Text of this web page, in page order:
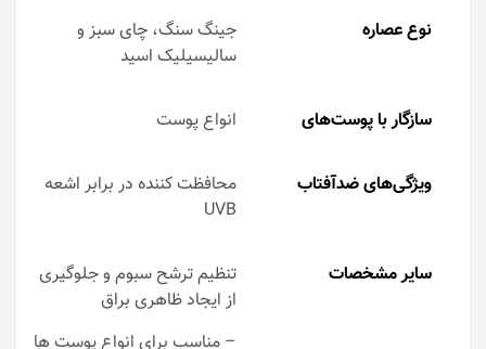
نوع عصاره
جینگ سنگ، چای سبز و
سالیسیلیک اسید
سازگار با پوست‌های انواع پوست
ویژگی‌های ضدآفتاب
محافظت کننده در برابر اشعه
UVB
سایر مشخصات
تنظیم ترشح سبوم و جلوگیری
از ایجاد ظاهری براق
– مناسب برای انواع پوست ها